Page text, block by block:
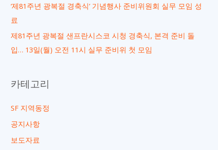
‘제81주년 광복절 경축식’ 기념행사 준비위원회 실무 모임 성
료
제81주년 광복절 샌프란시스코 시청 경축식, 본격 준비 돌
입… 13일(월) 오전 11시 실무 준비위 첫 모임
카테고리
SF 지역동정
공지사항
보도자료